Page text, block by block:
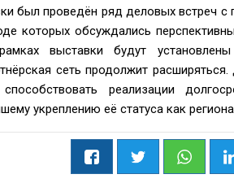
был проведён ряд деловых встреч с
которых обсуждались
выставки будут
сеть продолжит
реализации
укреплению её статуса как